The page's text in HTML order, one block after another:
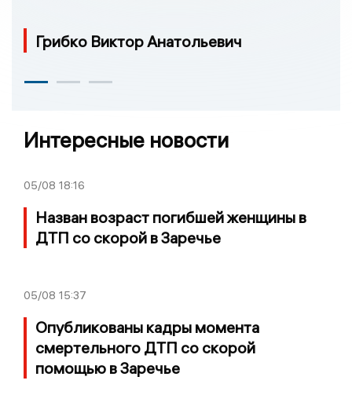
Грибко Виктор Анатольевич
Интересные новости
05/08 18:16
Назван возраст погибшей женщины в
ДТП со скорой в Заречье
05/08 15:37
Опубликованы кадры момента
смертельного ДТП со скорой
помощью в Заречье